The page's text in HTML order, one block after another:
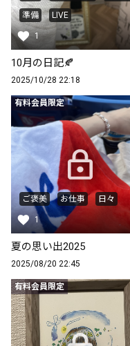
準備 LIVE
1
10月の日記🍂
2025/10/28 22:18
有料会員限定
ご褒美 お仕事 日々
1
夏の思い出2025
2025/08/20 22:45
有料会員限定